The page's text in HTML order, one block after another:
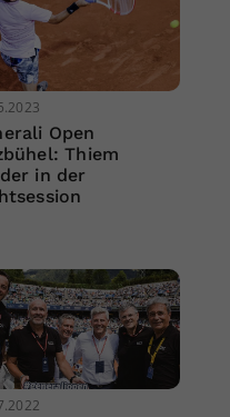
Open
Thiem
in der